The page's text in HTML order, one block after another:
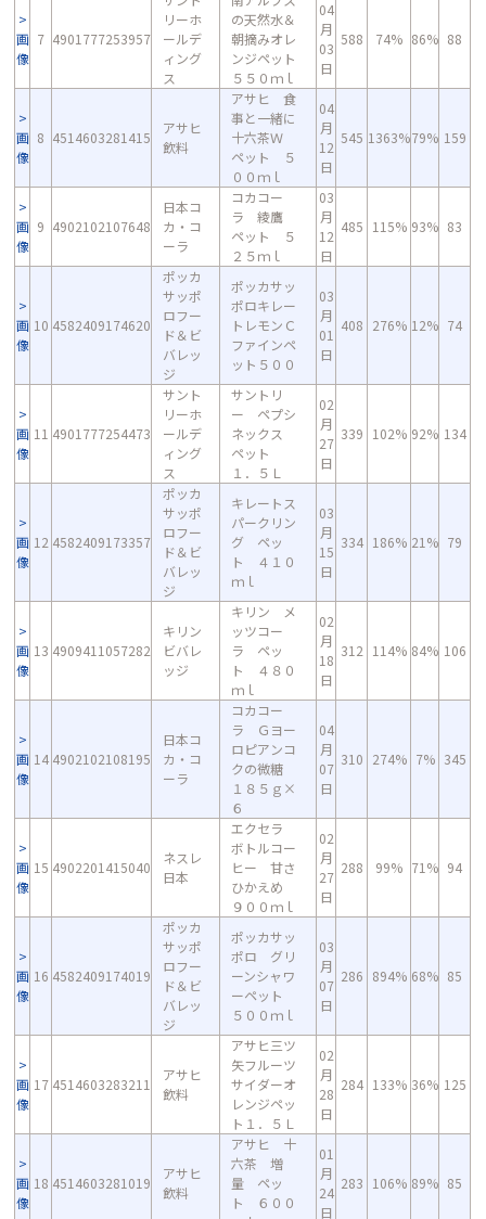
画
像
7 4901777253957
リーホ
ールデ
ィング
ス
の天然水＆
朝摘みオレ
ンジペット
５５０ｍｌ
04
月
03
日
588 74% 86% 88
画
像
8 4514603281415
アサヒ
飲料
アサヒ 食
事と一緒に
十六茶Ｗ
ペット ５
００ｍｌ
04
月
12
日
545 1363%79% 159
画
像
9 4902102107648
日本コ
カ・コ
ーラ
コカコー
ラ 綾鷹
ペット ５
２５ｍｌ
03
月
12
日
485 115% 93% 83
画
像
10 4582409174620
ポッカ
サッポ
ロフー
ド＆ビ
バレッ
ジ
ポッカサッ
ポロキレー
トレモンＣ
ファインペ
ット５００
03
月
01
日
408 276% 12% 74
画
像
11 4901777254473
サント
リーホ
ールデ
ィング
ス
サントリ
ー ペプシ
ネックス
ペット
１．５Ｌ
02
月
27
日
339 102% 92% 134
画
像
12 4582409173357
ポッカ
サッポ
ロフー
ド＆ビ
バレッ
ジ
キレートス
パークリン
グ ペッ
ト ４１０
ｍｌ
03
月
15
日
334 186% 21% 79
画
像
13 4909411057282
キリン
ビバレ
ッジ
キリン メ
ッツコー
ラ ペッ
ト ４８０
ｍｌ
02
月
18
日
312 114% 84% 106
画
像
14 4902102108195
日本コ
カ・コ
ーラ
コカコー
ラ Ｇヨー
ロピアンコ
クの微糖
１８５ｇ×
６
04
月
07
日
310 274% 7% 345
画
像
15 4902201415040
ネスレ
日本
エクセラ
ボトルコー
ヒー 甘さ
ひかえめ
９００ｍｌ
02
月
27
日
288 99% 71% 94
画
像
16 4582409174019
ポッカ
サッポ
ロフー
ド＆ビ
バレッ
ジ
ポッカサッ
ポロ グリ
ーンシャワ
ーペット
５００ｍｌ
03
月
07
日
286 894% 68% 85
画
像
17 4514603283211
アサヒ
飲料
アサヒ三ツ
矢フルーツ
サイダーオ
レンジペッ
ト１．５Ｌ
02
月
28
日
284 133% 36% 125
画
像
18 4514603281019
アサヒ
飲料
アサヒ 十
六茶 増
量 ペッ
ト ６００
01
月
24
日
283 106% 89% 85